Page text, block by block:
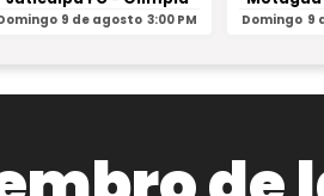
9 de agosto 3:00 PM Domingo 9